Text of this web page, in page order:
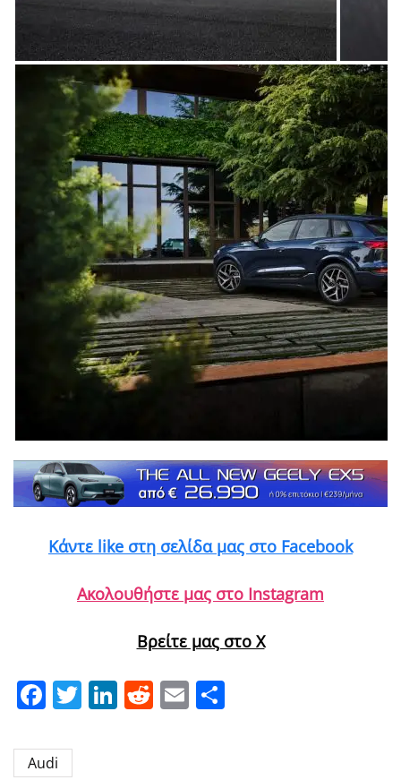
Κάντε like στη σελίδα μας στο Facebook
Ακολουθήστε μας στο Instagram
Βρείτε μας στο X
Facebook
Twitter
LinkedIn
Reddit
Email
Audi